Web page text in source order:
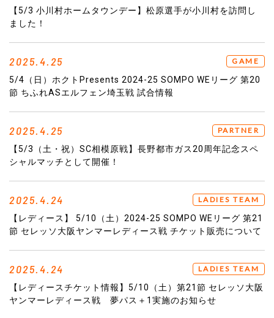
【5/3 小川村ホームタウンデー】松原選手が小川村を訪問し
ました！
2025.4.25 GAME
5/4（日）ホクトPresents 2024-25 SOMPO WEリーグ 第20
節 ちふれASエルフェン埼玉戦 試合情報
2025.4.25 PARTNER
【5/3（土・祝）SC相模原戦】長野都市ガス20周年記念スペ
シャルマッチとして開催！
2025.4.24 LADIES TEAM
【レディース】 5/10（土）2024-25 SOMPO WEリーグ 第21
節 セレッソ大阪ヤンマーレディース戦 チケット販売について
2025.4.24 LADIES TEAM
【レディースチケット情報】5/10（土）第21節 セレッソ大阪
ヤンマーレディース戦 夢パス＋1実施のお知らせ